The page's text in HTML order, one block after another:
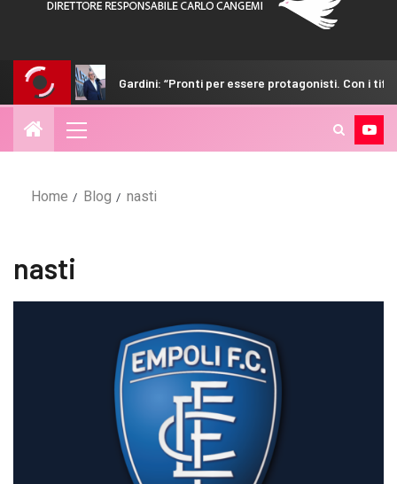
Gardini: “Pronti per essere protagonisti. Con i tifosi nulla è
Home Blog nasti
nasti